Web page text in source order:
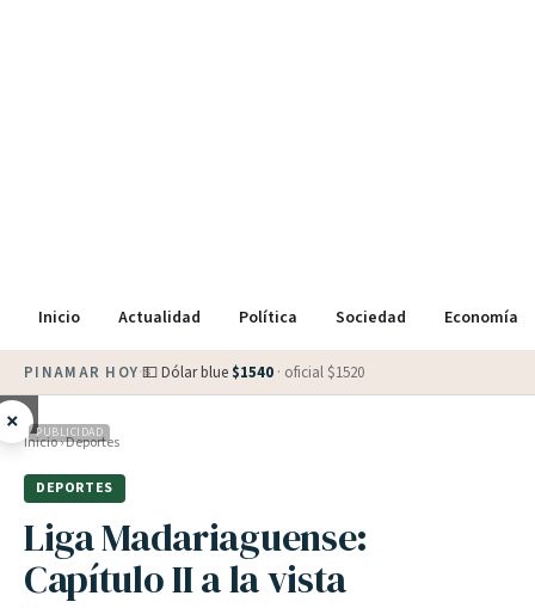
Inicio Actualidad Política Sociedad Economía
PINAMAR HOY·💵 Dólar blue $1540 · oficial $1520
× PUBLICIDAD
Inicio›Deportes
DEPORTES
Liga Madariaguense:
Capítulo II a la vista